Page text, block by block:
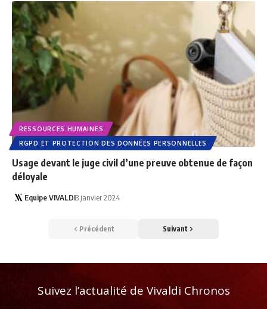
RESSOURCES HUMAINES
RGPD ET PROTECTION DES DONNÉES PERSONNELLES
Usage devant le juge civil d’une preuve obtenue de façon
déloyale
Equipe VIVALDI3 janvier 2024
Précédent Suivant
Suivez l’actualité de Vivaldi Chronos